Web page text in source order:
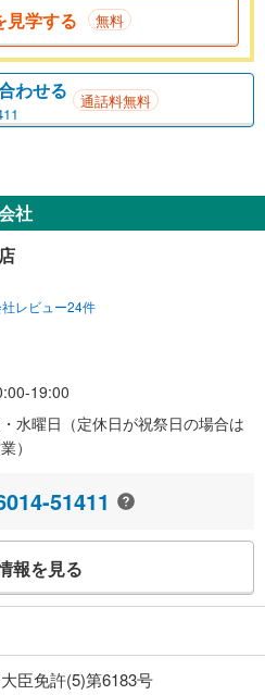
見学する 無料
わせる 通話料無料
社
レビュー24件
19:00
水曜日（定休日が祝祭日の場合は
）
51411
報を見る
臣免許(5)第6183号